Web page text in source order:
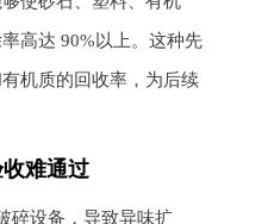
高达 90%以上。这种先
机质的回收率，为后续
难通过
碎设备，导致异味扩